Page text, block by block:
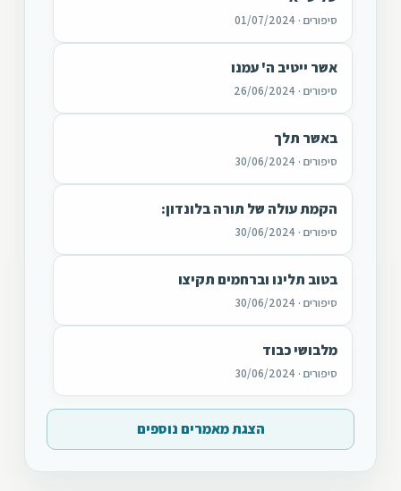
סיפורים · 01/07/2024
אשר ייטיב ה' עמנו
סיפורים · 26/06/2024
באשר תלך
סיפורים · 30/06/2024
הקמת עולה של תורה בלונדון:
סיפורים · 30/06/2024
בטוב תלינו וברחמים תקיצו
סיפורים · 30/06/2024
מלבושי כבוד
סיפורים · 30/06/2024
הצגת מאמרים נוספים